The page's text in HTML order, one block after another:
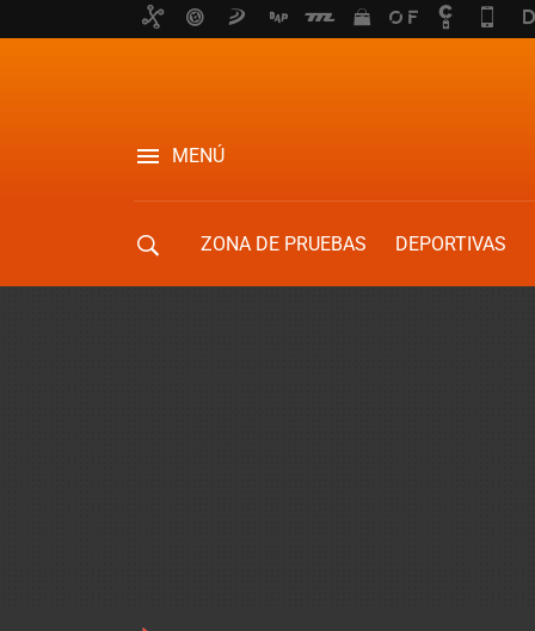
MENÚ
ZONA DE PRUEBAS DEPORTIVAS